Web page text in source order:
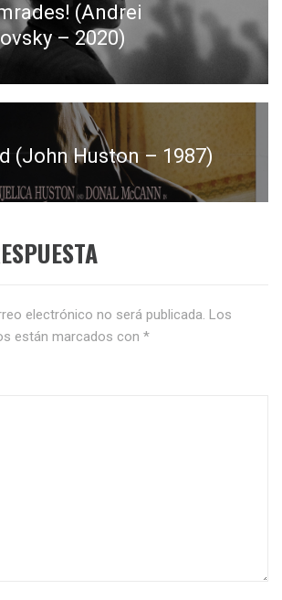
(Andrei
– 2020)
(John Huston – 1987)
electrónico no será publicada. Los
están marcados con *